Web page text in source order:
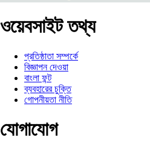
ওয়েবসাইট তথ্য
প্রতিষ্ঠাতা সম্পর্কে
বিজ্ঞাপন দেওয়া
বাংলা ফন্ট
ব্যবহারের চুক্তি
গোপনীয়তা নীতি
যোগাযোগ